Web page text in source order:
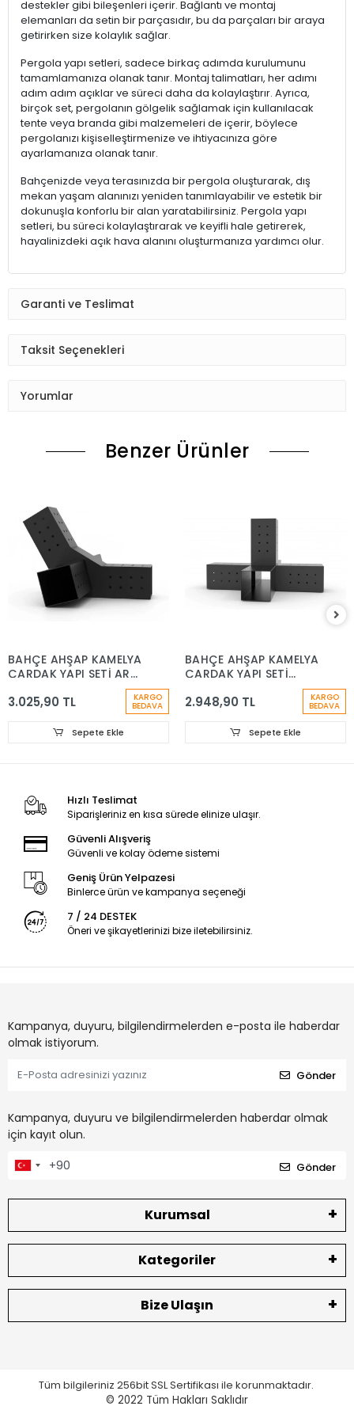
destekler gibi bileşenleri içerir. Bağlantı ve montaj
elemanları da setin bir parçasıdır, bu da parçaları bir araya
getirirken size kolaylık sağlar.
Pergola yapı setleri, sadece birkaç adımda kurulumunu
tamamlamanıza olanak tanır. Montaj talimatları, her adımı
adım adım açıklar ve süreci daha da kolaylaştırır. Ayrıca,
birçok set, pergolanın gölgelik sağlamak için kullanılacak
tente veya branda gibi malzemeleri de içerir, böylece
pergolanızı kişiselleştirmenize ve ihtiyacınıza göre
ayarlamanıza olanak tanır.
Bahçenizde veya terasınızda bir pergola oluşturarak, dış
mekan yaşam alanınızı yeniden tanımlayabilir ve estetik bir
dokunuşla konforlu bir alan yaratabilirsiniz. Pergola yapı
setleri, bu süreci kolaylaştırarak ve keyifli hale getirerek,
hayalinizdeki açık hava alanını oluşturmanıza yardımcı olur.
Garanti ve Teslimat
Taksit Seçenekleri
Yorumlar
Benzer Ürünler
BAHÇE AHŞAP KAMELYA
ÇARDAK YAPI SETİ ARA
3.025,90 TL KARGO
BEDAVA
Sepete Ekle
BAHÇE AHŞAP KAMELYA
ÇARDAK YAPI SETİ
2.948,90 TL KARGO
BEDAVA
Sepete Ekle
Hızlı Teslimat
Siparişleriniz en kısa sürede elinize ulaşır.
Güvenli Alışveriş
Güvenli ve kolay ödeme sistemi
Geniş Ürün Yelpazesi
Binlerce ürün ve kampanya seçeneği
7 / 24 DESTEK
Öneri ve şikayetlerinizi bize iletebilirsiniz.
Kampanya, duyuru, bilgilendirmelerden e-posta ile haberdar
olmak istiyorum.
Gönder
Kampanya, duyuru ve bilgilendirmelerden haberdar olmak
için kayıt olun.
Gönder
Kurumsal
Kategoriler
Bize Ulaşın
Tüm bilgileriniz 256bit SSL Sertifikası ile korunmaktadır.
© 2022 Tüm Hakları Saklıdır